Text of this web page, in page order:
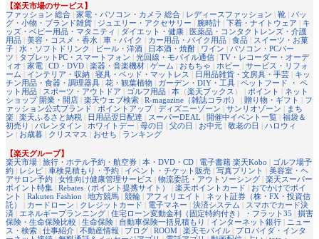
【楽天市場のサービス】
ファッション 総合 | 家電・パソコン・カメラ 総合 | レディースファッション | 靴 | バッ
グ・小物・ブランド雑貨 | ジュエリー・アクセサリー | 腕時計 | 下着・ナイトウェア | キ
ッズ・ベビー用品・マタニティ | ダイエット・健康 | 医薬品・コンタクトレンズ・介護
用品 | 美容・コスメ・香水 | 車・バイク | カー用品・バイク用品 | 食品 | スイーツ・お菓
子 | 水・ソフトドリンク | ビール・洋酒 | 日本酒・焼酎 | ワイン | パソコン・PCパー
ツ | タブレットPC・スマートフォン | 光回線・モバイル通信 | TV・レコーダー・オーデ
ィオ | 家電 | CD・DVD | 楽器・音楽機材 | ゲーム | おもちゃ | ホビー | サービス・リフォ
ーム | インテリア・収納 | 寝具・ベッド・マットレス | 日用品雑貨・文房具・手芸 | キッ
チン用品・食器・調理器具 | 花・観葉植物 | ガーデン・DIY・工具 | ペットフード ・ ペ
ット用品 | スポーツ・アウトドア | ゴルフ用品 | 本 （楽天ブックス ） | ポイント | ネット
ショップ 開業・開店 | 楽天ウェブ検索 | R-magazine（雑誌コラボ） | 贈り物・ギフト | フ
ァッション公式ブランド | ポイントアップ| ディズニーゾーン | サンリオゾーン | まち
楽 | 楽天ふるさと納税 | 日用品翌日配達 | スーパーDEAL | 開催中イベント一覧 | 福袋＆
初売り | バレンタイン | ホワイトデー | 母の日 | 父の日 | お中元 | 敬老の日 | ハロウィ
ン | お歳暮 | クリスマス | おせち | ランキング
【楽天グループ】
楽天市場 | 旅行・ホテル予約・航空券 | 本・DVD・CD | 電子書籍 楽天Kobo | ゴルフ場予
約 | レシピ | 車検見積もり・予約 | イベント・チケット販売 | 写真プリント | 美容室・ヘ
アサロン予約 | 女性向け健康管理サービス | 物流委託・アウトソーシング | 楽天スーパー
ポイント特集 | Rebates（ポイント提携サイト） | 楽天ポイントカード | おでかけでポイ
ント | Rakuten Fashion | 地方競馬 | 競輪 | アフィリエイト | ネット証券（株・FX・投資信
託）
| カードローン | クレジットカード | 電子マネー | 決済システム | スマホでカード決
済 | エネルギープランニング | 住宅ローン変動金利（固定特約付き）・フラット35 | 損害
保険・生命保険比較 | 生命保険 | 自動車保険一括見積もり | インターネット銀行 | ニュー
ス・検索 | 仕事紹介 | 不動産情報 | ブログ | ROOM | 楽天モバイル | プロバイダ・インタ